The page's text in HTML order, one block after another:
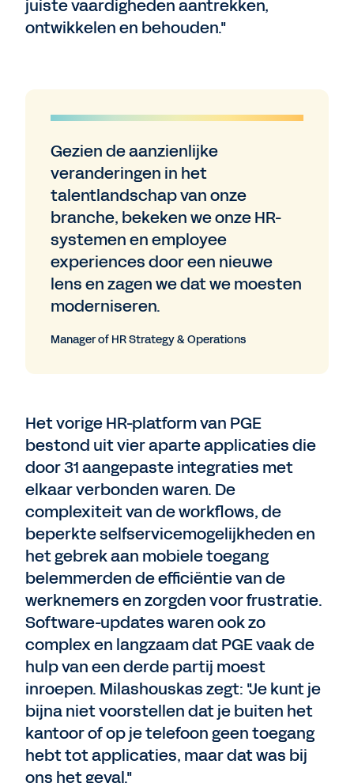
juiste vaardigheden aantrekken,
ontwikkelen en behouden."
Gezien de aanzienlijke
veranderingen in het
talentlandschap van onze
branche, bekeken we onze HR-
systemen en employee
experiences door een nieuwe
lens en zagen we dat we moesten
moderniseren.
Manager of HR Strategy & Operations
Het vorige HR-platform van PGE
bestond uit vier aparte applicaties die
door 31 aangepaste integraties met
elkaar verbonden waren. De
complexiteit van de workflows, de
beperkte selfservicemogelijkheden en
het gebrek aan mobiele toegang
belemmerden de efficiëntie van de
werknemers en zorgden voor frustratie.
Software-updates waren ook zo
complex en langzaam dat PGE vaak de
hulp van een derde partij moest
inroepen. Milashouskas zegt: "Je kunt je
bijna niet voorstellen dat je buiten het
kantoor of op je telefoon geen toegang
hebt tot applicaties, maar dat was bij
ons het geval."